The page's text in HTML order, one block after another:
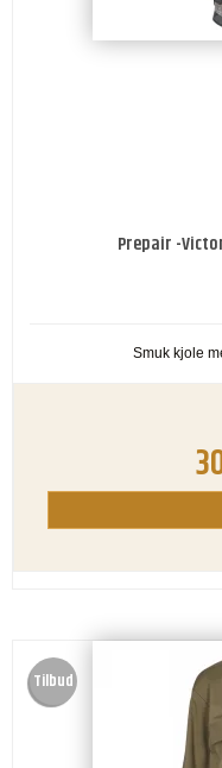
Prepair -
Smuk kjole
Tilbud